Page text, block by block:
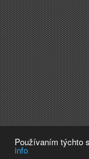
Používaním týchto
info